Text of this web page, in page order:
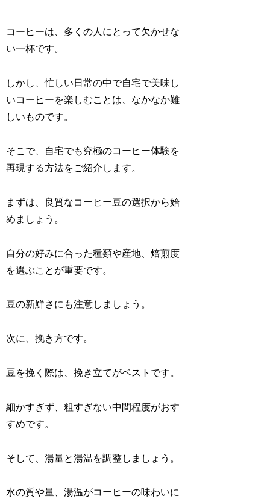
コーヒーは、多くの人にとって欠かせな
い一杯です。
しかし、忙しい日常の中で自宅で美味し
いコーヒーを楽しむことは、なかなか難
しいものです。
そこで、自宅でも究極のコーヒー体験を
再現する方法をご紹介します。
まずは、良質なコーヒー豆の選択から始
めましょう。
自分の好みに合った種類や産地、焙煎度
を選ぶことが重要です。
豆の新鮮さにも注意しましょう。
次に、挽き方です。
豆を挽く際は、挽き立てがベストです。
細かすぎず、粗すぎない中間程度がおす
すめです。
そして、湯量と湯温を調整しましょう。
水の質や量、湯温がコーヒーの味わいに